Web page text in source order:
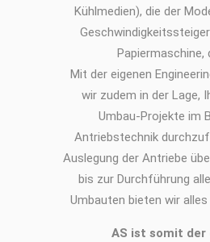
Kühlmedien), die der
Papiermaschine,
Mit der eigenen
wir zudem in der Lage,
Umbau-Projekte im
Antriebstechnik
Auslegung der Antriebe
bis zur Durchführung
Umbauten bieten wir alles
AS ist somit der